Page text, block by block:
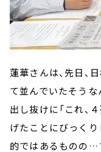
蓮華さんは、先日、
て並んでいたそうな
出し抜けに「これ、
げたことにびっく
的ではあるものの…